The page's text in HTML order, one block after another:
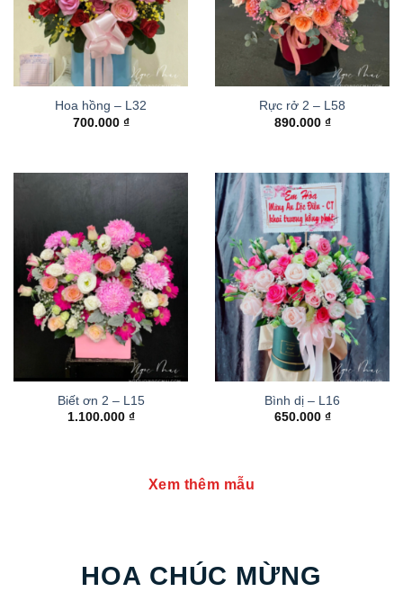
Hoa hồng – L32
700.000 ₫
Rực rở 2 – L58
890.000 ₫
Biết ơn 2 – L15
1.100.000 ₫
Bình dị – L16
650.000 ₫
Xem thêm mẫu
HOA CHÚC MỪNG